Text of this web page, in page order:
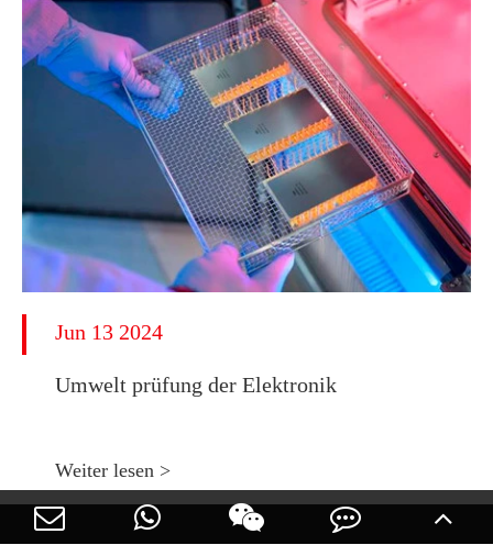
Jun 13 2024
Umwelt prüfung der Elektronik
Weiter lesen >